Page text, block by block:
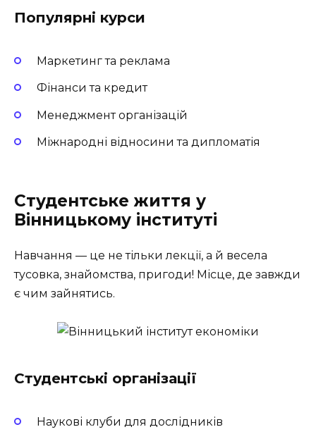
Популярні курси
Маркетинг та реклама
Фінанси та кредит
Менеджмент організацій
Міжнародні відносини та дипломатія
Студентське життя у
Вінницькому інституті
Навчання — це не тільки лекції, а й весела
тусовка, знайомства, пригоди! Місце, де завжди
є чим зайнятись.
Студентські організації
Наукові клуби для дослідників